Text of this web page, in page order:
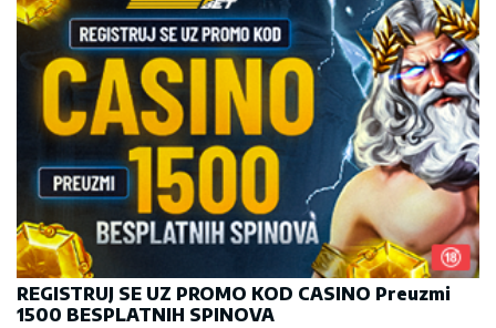
REGISTRUJ SE UZ PROMO KOD CASINO Preuzmi
1500 BESPLATNIH SPINOVA